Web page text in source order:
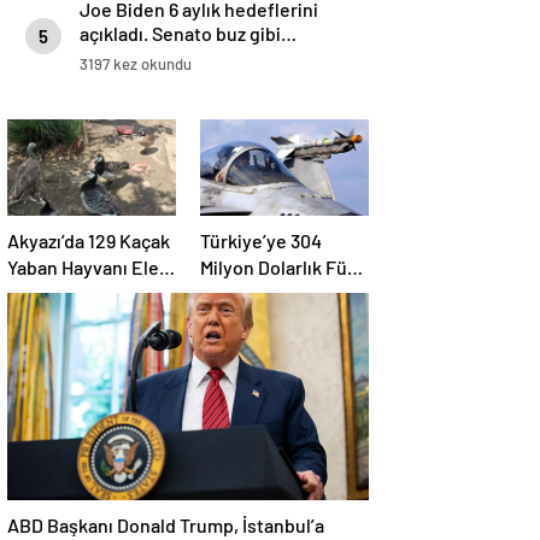
5
Joe Biden 6 aylık hedeflerini
açıkladı. Senato buz gibi…
3197 kez okundu
Akyazı’da 129 Kaçak
Yaban Hayvanı Ele
Geçirildi
Türkiye’ye 304
Milyon Dolarlık Füze
Satışı Onayı
ABD Başkanı Donald Trump, İstanbul’a